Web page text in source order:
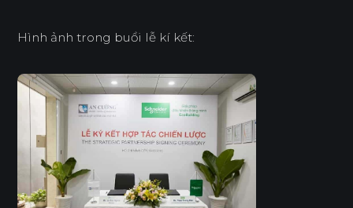
Hình ảnh trong buổi lễ kí kết: